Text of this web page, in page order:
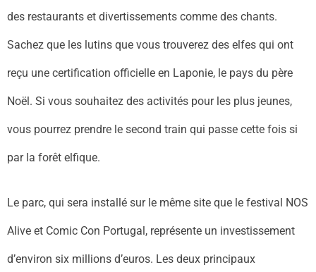
des restaurants et divertissements comme des chants.
Sachez que les lutins que vous trouverez des elfes qui ont
reçu une certification officielle en Laponie, le pays du père
Noël. Si vous souhaitez des activités pour les plus jeunes,
vous pourrez prendre le second train qui passe cette fois si
par la forêt elfique.
Le parc, qui sera installé sur le même site que le festival NOS
Alive et Comic Con Portugal, représente un investissement
d’environ six millions d’euros. Les deux principaux